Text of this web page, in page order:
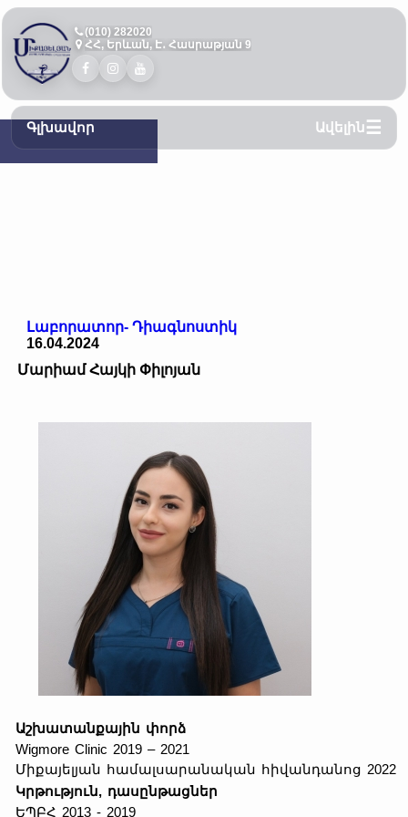
(010) 282020
ՀՀ, Երևան, Է․ Հասրաթյան 9
Գլխավոր Ավելին
Լաբորատոր- Դիագնոստիկ
16.04.2024
Մարիամ Հայկի Փիլոյան
Աշխատանքային փորձ
Wigmore Clinic 2019 – 2021
Միքայելյան համալսարանական հիվանդանոց 2022
Կրթություն, դասընթացներ
ԵՊԲՀ 2013 - 2019